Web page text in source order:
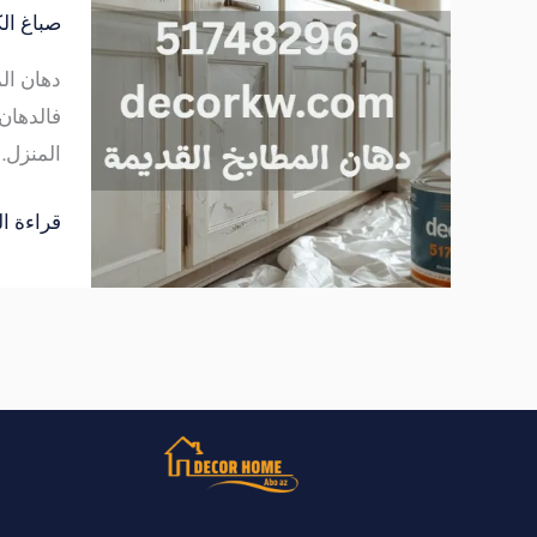
صباغ
دهان
القديمة
اتصل
الان
قراءة